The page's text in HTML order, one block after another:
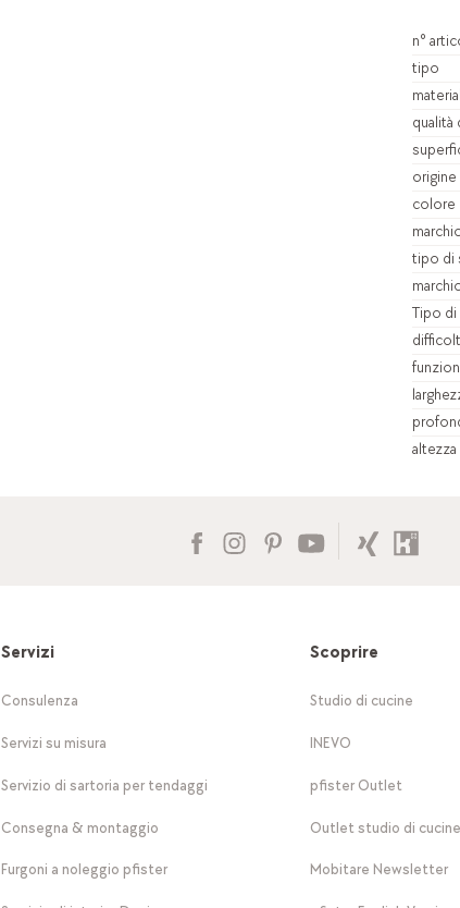
n°
tipo
qualità
colore
tipo di
Tipo di
Servizi
Consulenza
Servizi su misura
Servizio di sartoria per tendaggi
Consegna & montaggio
Furgoni a noleggio pfister
Scoprire
Studio di cucine
INEVO
pfister Outlet
Outlet studio di cucine
Mobitare Newsletter